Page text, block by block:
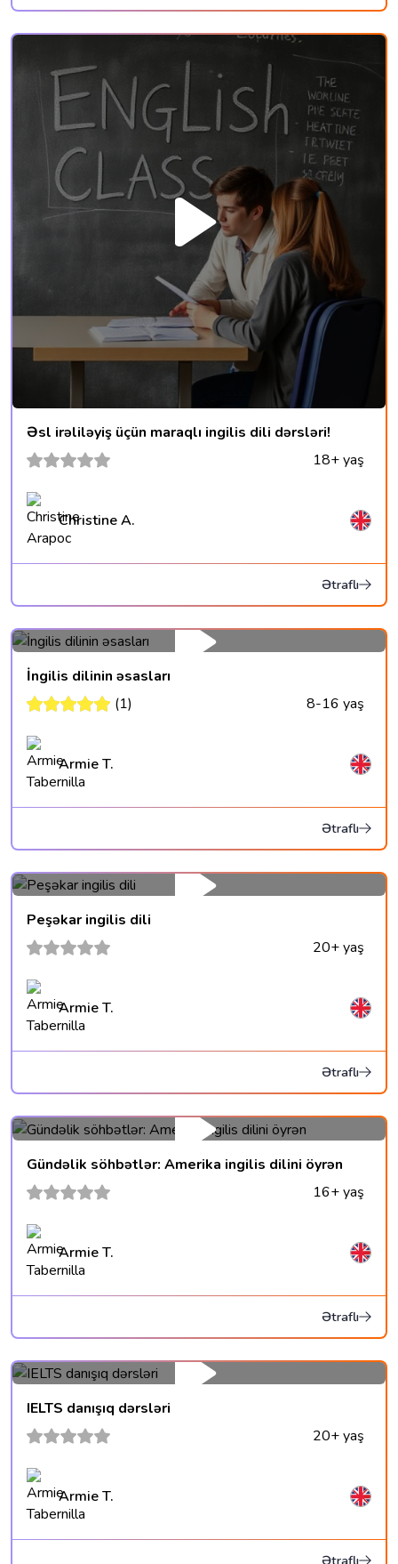
Əsl irəliləyiş üçün maraqlı ingilis dili dərsləri!
18+ yaş
Christine A.
Ətraflı
İngilis dilinin əsasları
(1)
8-16 yaş
Armie T.
Ətraflı
Peşəkar ingilis dili
20+ yaş
Armie T.
Ətraflı
Gündəlik söhbətlər: Amerika ingilis dilini öyrən
16+ yaş
Armie T.
Ətraflı
IELTS danışıq dərsləri
20+ yaş
Armie T.
Ətraflı